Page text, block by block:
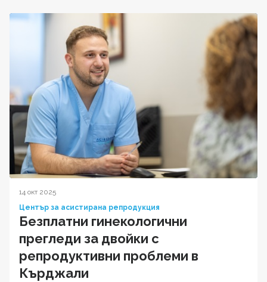
14 окт 2025
Център за асистирана репродукция
Безплатни гинекологични
прегледи за двойки с
репродуктивни проблеми в
Кърджали